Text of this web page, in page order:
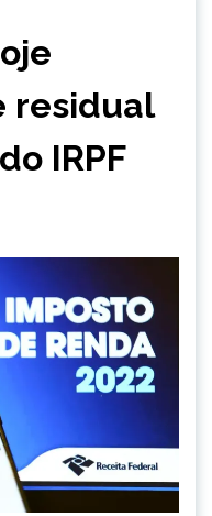
residual
IRPF